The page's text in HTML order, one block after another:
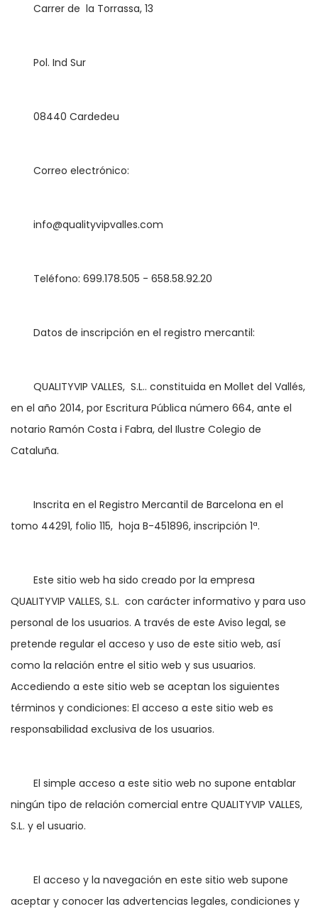
	Carrer de  la Torrassa, 13
	Pol. Ind Sur
	08440 Cardedeu
	Correo electrónico:
	info@qualityvipvalles.com
	Teléfono: 699.178.505 - 658.58.92.20
	Datos de inscripción en el registro mercantil:
en el año 2014, por Escritura Pública número 664, ante el
notario Ramón Costa i Fabra, del Ilustre Colegio de
Cataluña.
tomo 44291, folio 115,  hoja B-451896, inscripción 1ª.
QUALITYVIP VALLES, S.L.  con carácter informativo y para uso
personal de los usuarios. A través de este Aviso legal, se
pretende regular el acceso y uso de este sitio web, así
como la relación entre el sitio web y sus usuarios.
Accediendo a este sitio web se aceptan los siguientes
términos y condiciones: El acceso a este sitio web es
responsabilidad exclusiva de los usuarios.
ningún tipo de relación comercial entre QUALITYVIP VALLES,
S.L. y el usuario.
aceptar y conocer las advertencias legales, condiciones y